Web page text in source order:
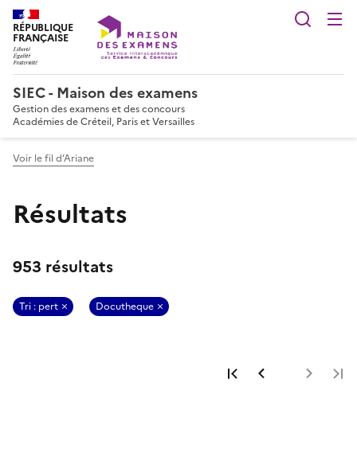
RÉPUBLIQUE
FRANÇAISE
SIEC - Maison des examens
Gestion des examens et des concours
Académies de Créteil, Paris et Versailles
Voir le fil d’Ariane
Résultats
953 résultats
Tri : pert Docutheque
Première page
Page